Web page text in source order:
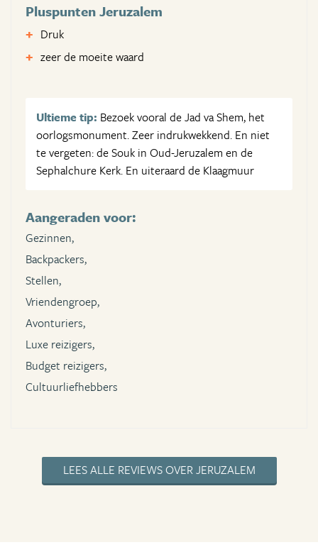
Pluspunten Jeruzalem
Druk
zeer de moeite waard
Ultieme tip: Bezoek vooral de Jad va Shem, het
oorlogsmonument. Zeer indrukwekkend. En niet
te vergeten: de Souk in Oud-Jeruzalem en de
Sephalchure Kerk. En uiteraard de Klaagmuur
Aangeraden voor:
Gezinnen,
Backpackers,
Stellen,
Vriendengroep,
Avonturiers,
Luxe reizigers,
Budget reizigers,
Cultuurliefhebbers
LEES ALLE REVIEWS OVER JERUZALEM